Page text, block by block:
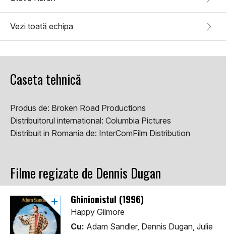
Vezi toată echipa
Caseta tehnică
Produs de: Broken Road Productions
Distribuitorul international: Columbia Pictures
Distribuit in Romania de: InterComFilm Distribution
Filme regizate de Dennis Dugan
Ghinionistul (1996)
Happy Gilmore
Cu: Adam Sandler, Dennis Dugan, Julie